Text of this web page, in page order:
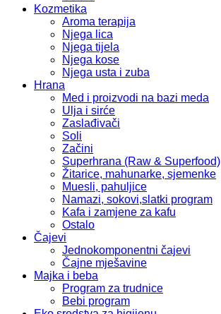
Kozmetika
Aroma terapija
Njega lica
Njega tijela
Njega kose
Njega usta i zuba
Hrana
Med i proizvodi na bazi meda
Ulja i sirće
Zaslađivači
Soli
Začini
Superhrana (Raw & Superfood)
Žitarice, mahunarke, sjemenke
Muesli, pahuljice
Namazi, sokovi,slatki program
Kafa i zamjene za kafu
Ostalo
Čajevi
Jednokomponentni čajevi
Čajne mješavine
Majka i beba
Program za trudnice
Bebi program